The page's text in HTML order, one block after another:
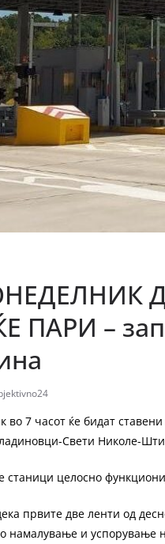
ПАРИ –
во 7 часот ќе бидат
Свети Николе-
станици целосно
првите две ленти од
намалување и успорување